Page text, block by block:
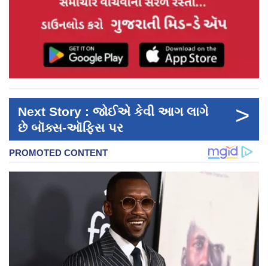
Next Story : જોઈએ કેવી આગ લાગે
છે બૉક્સ-ઑફિસ પર
>